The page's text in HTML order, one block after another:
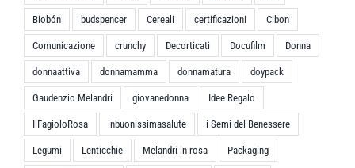
Biobón budspencer Cereali certificazioni Cibon
Comunicazione crunchy Decorticati Docufilm Donna
donnaattiva donnamamma donnamatura doypack
Gaudenzio Melandri giovanedonna Idee Regalo
IlFagioloRosa inbuonissimasalute i Semi del Benessere
Legumi Lenticchie Melandri in rosa Packaging